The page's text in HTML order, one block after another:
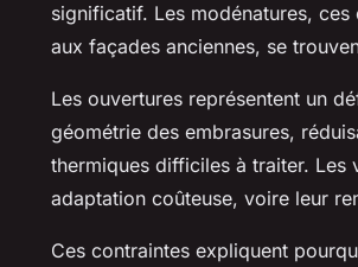
significatif. Les modénatures,
aux façades anciennes, se
Les ouvertures représentent un
géométrie des embrasures,
thermiques difficiles à traiter. Les
adaptation coûteuse, voire leur
Ces contraintes expliquent